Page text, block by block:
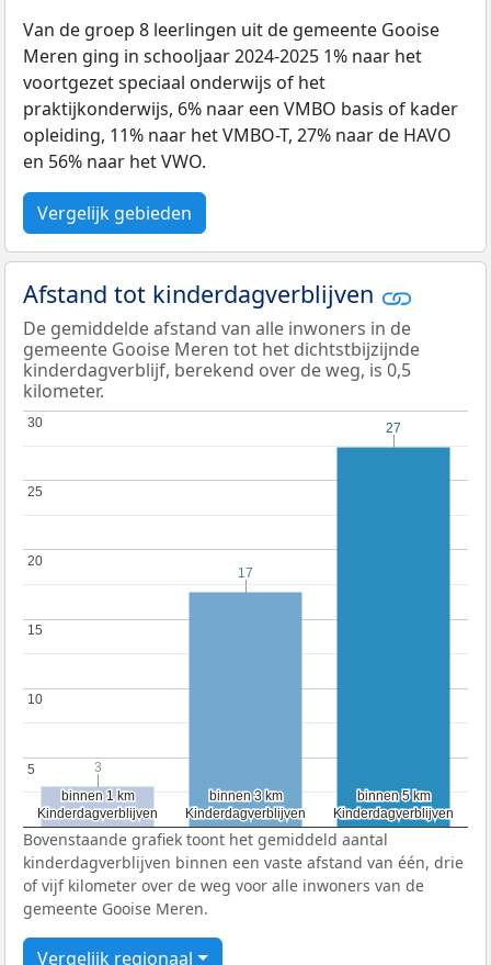
Van de groep 8 leerlingen uit de gemeente Gooise
Meren ging in schooljaar 2024-2025 1% naar het
voortgezet speciaal onderwijs of het
praktijkonderwijs, 6% naar een VMBO basis of kader
opleiding, 11% naar het VMBO-T, 27% naar de HAVO
en 56% naar het VWO.
Vergelijk gebieden
Afstand tot kinderdagverblijven
De gemiddelde afstand van alle inwoners in de
gemeente Gooise Meren tot het dichtstbijzijnde
kinderdagverblijf, berekend over de weg, is 0,5
kilometer.
Kinderdagverblijven
Kinderdagverblijven
binnen 1 km
binnen 1 km
Kinderdagverblijven
Kinderdagverblijven
binnen 3 km
binnen 3 km
Kinderdagverblijven
Kinderdagverblijven
binnen 5 km
binnen 5 km
5
5
10
10
15
15
20
20
25
25
30
30
3
3
17
17
27
27
Bovenstaande grafiek toont het gemiddeld aantal
kinderdagverblijven binnen een vaste afstand van één, drie
of vijf kilometer over de weg voor alle inwoners van de
gemeente Gooise Meren.
Vergelijk regionaal